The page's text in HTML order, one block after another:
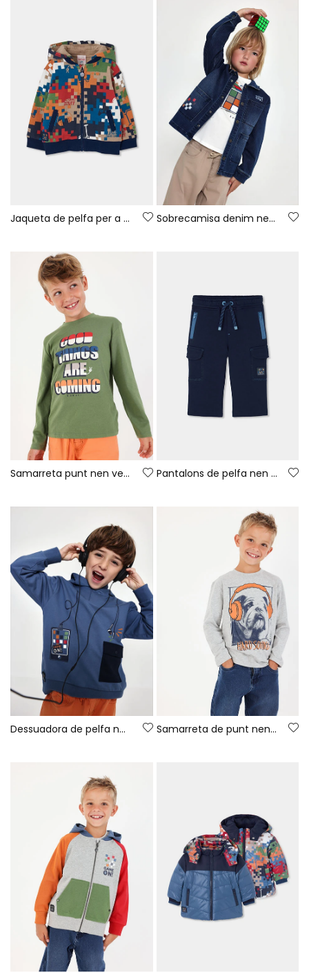
Jaqueta de pelfa per a nen amb estampat de píxels multicolor Sobrecamisa denim nen blau Game On
Samarreta punt nen verd estampat lletres Pantalons de pelfa nen blau marí càrrega
Dessuadora de pelfa nen blau amb caputxa estampat gaming Samarreta de punt nen gris vigoré estampat gos